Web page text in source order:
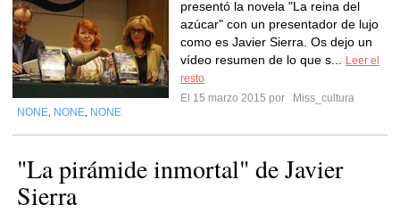
presentó la novela "La reina del
azúcar" con un presentador de lujo
como es Javier Sierra. Os dejo un
vídeo resumen de lo que s...
Leer el
resto
El 15 marzo 2015 por
Miss_cultura
NONE NONE NONE
"La pirámide inmortal" de Javier
Sierra